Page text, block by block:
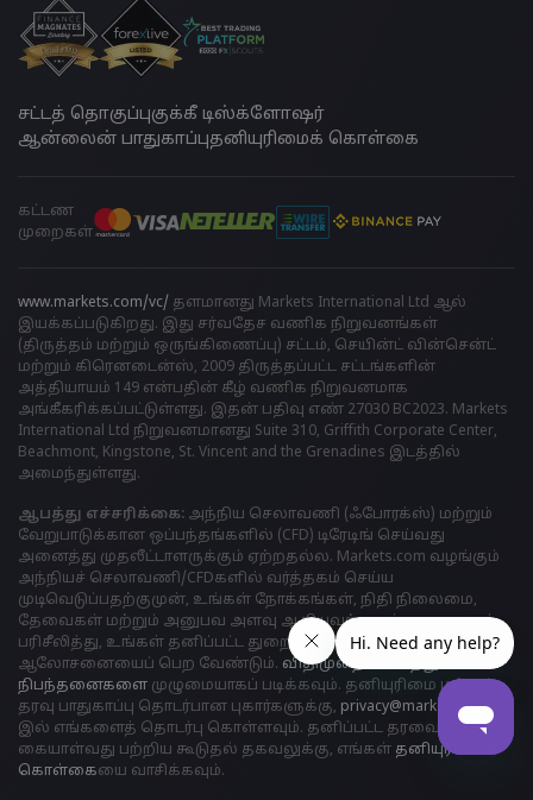
சட்டத் தொகுப்புகுக்கீ டிஸ்க்ளோஷர்
ஆன்லைன் பாதுகாப்புதனியுரிமைக் கொள்கை
கட்டண
முறைகள்
www.markets.com/vc/ தளமானது Markets International Ltd ஆல்
இயக்கப்படுகிறது. இது சர்வதேச வணிக நிறுவனங்கள்
(திருத்தம் மற்றும் ஒருங்கிணைப்பு) சட்டம், செயின்ட் வின்சென்ட்
மற்றும் கிரெனடைன்ஸ், 2009 திருத்தப்பட்ட சட்டங்களின்
அத்தியாயம் 149 என்பதின் கீழ் வணிக நிறுவனமாக
அங்கீகரிக்கப்பட்டுள்ளது. இதன் பதிவு எண் 27030 BC2023. Markets
International Ltd நிறுவனமானது Suite 310, Griffith Corporate Center,
Beachmont, Kingstone, St. Vincent and the Grenadines இடத்தில்
அமைந்துள்ளது.
ஆபத்து எச்சரிக்கை: அந்நிய செலாவணி (ஃபோரக்ஸ்) மற்றும்
வேறுபாடுக்கான ஒப்பந்தங்களில் (CFD) டிரேடிங் செய்வது
அனைத்து முதலீட்டாளருக்கும் ஏற்றதல்ல. Markets.com வழங்கும்
அந்நியச் செலாவணி/CFDகளில் வர்த்தகம் செய்ய
முடிவெடுப்பதற்குமுன், உங்கள் நோக்கங்கள், நிதி நிலைமை,
தேவைகள் மற்றும் அனுபவ அளவு ஆகியவற்றைக் கவனமாகப்
பரிசீலித்து, உங்கள் தனிப்பட்ட துறைசார் நிபுணரின்
ஆலோசனையைப் பெற வேண்டும். விதிமுறைகள் மற்றும்
நிபந்தனைகளை முழுமையாகப் படிக்கவும். தனியுரிமை மற்றும்
தரவு பாதுகாப்பு தொடர்பான புகார்களுக்கு, privacy@markets.com
இல் எங்களைத் தொடர்பு கொள்ளவும். தனிப்பட்ட தரவைக்
கையாள்வது பற்றிய கூடுதல் தகவலுக்கு, எங்கள் தனியுரிமைக்
கொள்கையை வாசிக்கவும்.